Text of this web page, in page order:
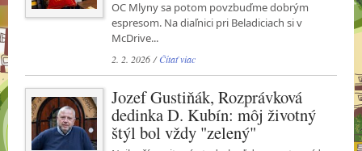
OC Mlyny sa potom povzbuďme dobrým
espresom. Na diaľnici pri Beladiciach si v
McDrive...
2. 2. 2026 /Čítať viac
Jozef Gustiňák, Rozprávková
dedinka D. Kubín: môj životný
štýl bol vždy "zelený"